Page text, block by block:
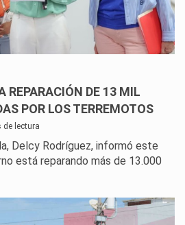
REPARACIÓN DE 13 MIL
POR LOS TERREMOTOS
de lectura
Delcy Rodríguez, informó este
está reparando más de 13.000